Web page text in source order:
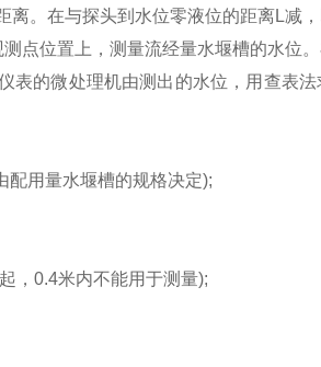
。在与探头到水位零液位的距离L减
位置上，测量流经量水堰槽的水位
表的微处理机由测出的水位，用查表
配用量水堰槽的规格决定);
，0.4米内不能用于测量);